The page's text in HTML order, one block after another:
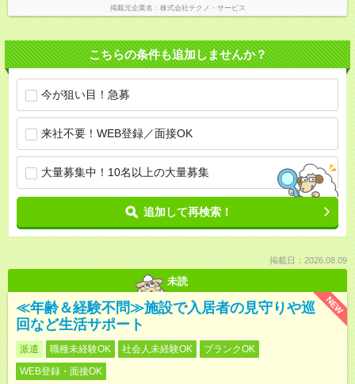
掲載元企業名 株式会社テクノ・サービス
こちらの条件も追加しませんか？
今が狙い目！急募
来社不要！WEB登録／面接OK
大量募集中！10名以上の大量募集
追加して再検索！
掲載日：2026.08.09
未読
NEW
≪年齢＆経験不問≫施設で入居者の見守りや巡
回など生活サポート
派遣 職種未経験OK 社会人未経験OK
ブランクOK
WEB登録・面接OK